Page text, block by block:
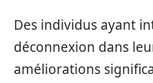
Des individus ayant
déconnexion dans
améliorations